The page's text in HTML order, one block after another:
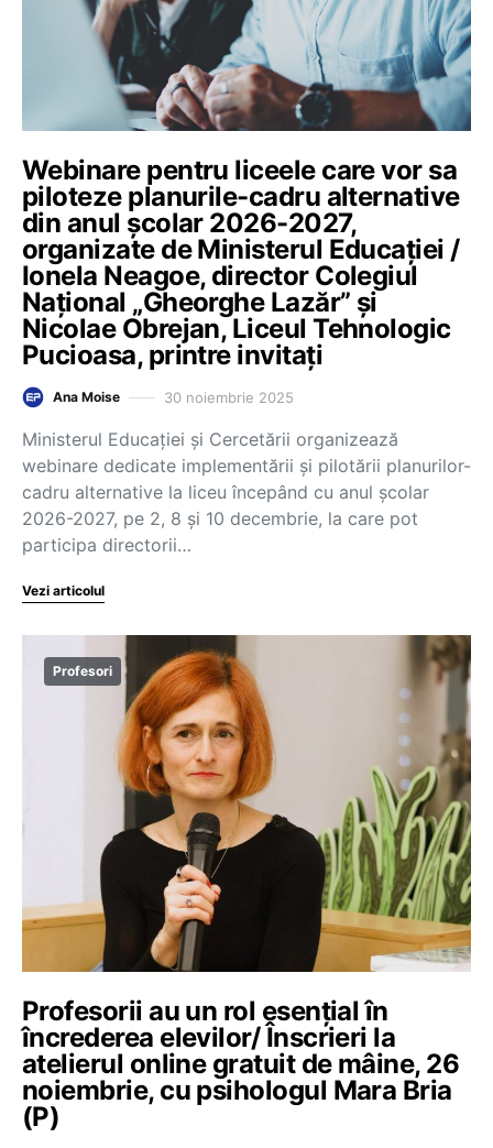
Webinare pentru liceele care vor sa
piloteze planurile-cadru alternative
din anul școlar 2026-2027,
organizate de Ministerul Educației /
Ionela Neagoe, director Colegiul
Național „Gheorghe Lazăr” și
Nicolae Obrejan, Liceul Tehnologic
Pucioasa, printre invitați
Ana Moise 30 noiembrie 2025
Ministerul Educației și Cercetării organizează
webinare dedicate implementării și pilotării planurilor-
cadru alternative la liceu începând cu anul școlar
2026-2027, pe 2, 8 și 10 decembrie, la care pot
participa directorii…
Vezi articolul
Profesori
Profesorii au un rol esențial în
încrederea elevilor/ Înscrieri la
atelierul online gratuit de mâine, 26
noiembrie, cu psihologul Mara Bria
(P)